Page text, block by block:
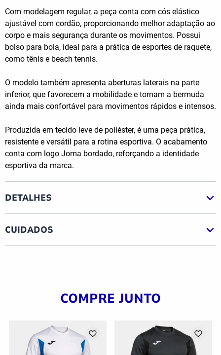
Com modelagem regular, a peça conta com cós elástico
ajustável com cordão, proporcionando melhor adaptação ao
corpo e mais segurança durante os movimentos. Possui
bolso para bola, ideal para a prática de esportes de raquete,
como tênis e beach tennis.
O modelo também apresenta aberturas laterais na parte
inferior, que favorecem a mobilidade e tornam a bermuda
ainda mais confortável para movimentos rápidos e intensos.
Produzida em tecido leve de poliéster, é uma peça prática,
resistente e versátil para a rotina esportiva. O acabamento
conta com logo Joma bordado, reforçando a identidade
esportiva da marca.
DETALHES
CUIDADOS
COMPRE JUNTO